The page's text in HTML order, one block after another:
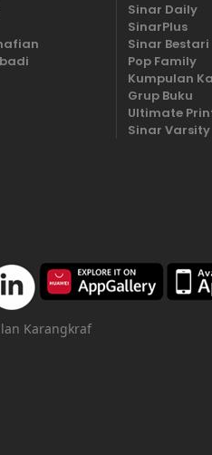
Sinar Daily
SinarPlus
Sinar Bestari
Pop Family
Kumpulan
Grup Buku
Ultimate
Sinar Varsity
Karangkraf